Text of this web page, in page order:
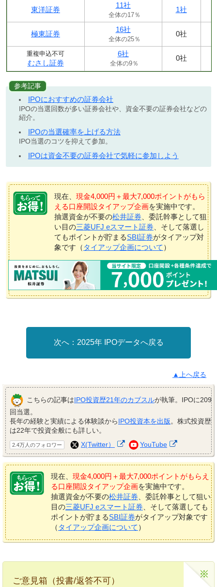
東洋証券
11社
全体の17％
1社
極東証券
16社
全体の25％
0社
重複申込不可
むさし証券
6社
全体の9％
0社
参考記事
IPOにおすすめの証券会社
IPOの当選回数が多い証券会社や、資金不要の証券会社などの
紹介。
IPOの当選確率を上げる方法
IPO当選のコツを抑えて参加。
IPOは資金不要の証券会社で気軽に参加しよう
現在、 現金4,000円＋最大7,000ポイントがもら
える口座開設タイアップ企画を実施中です。
抽選資金が不要の松井証券 、委託幹事として狙
い目の三菱UFJ eスマート証券 、そして落選し
てもポイントが貯まるSBI証券がタイアップ対
象です（ タイアップ企画について ）
2025年 IPOデータへ戻る
▲上へ戻る
こちらの記事はIPO投資歴21年のカブスルが執筆。IPOに209
回当選。
長年の経験と実績による体験談からIPO投資本を出版。株式投資歴
は22年で投資全般にも詳しい。
2.4万人のフォロワー X(Twitter） YouTube
現在、 現金4,000円＋最大7,000ポイントがもらえ
る口座開設タイアップ企画を実施中です。
抽選資金が不要の松井証券 、委託幹事として狙い
目の三菱UFJ eスマート証券 、そして落選しても
ポイントが貯まるSBI証券がタイアップ対象です
（ タイアップ企画について ）
ご意見箱（投書/返答不可）